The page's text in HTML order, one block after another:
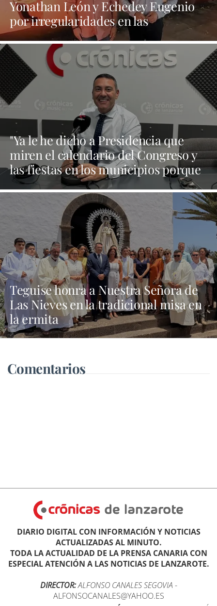
Yonathan León y Echedey Eugenio
por irregularidades en las
contrataciones de las fiestas
"Ya le he dicho a Presidencia que
miren el calendario del Congreso y
las fiestas en los municipios porque
Dolores Corujo estaba en un fiesta
aquí y al día siguiente no está en el
Teguise honra a Nuestra Señora de
Las Nieves en la tradicional misa en
la ermita
Comentarios
DIARIO DIGITAL CON INFORMACIÓN Y NOTICIAS
ACTUALIZADAS AL MINUTO.
TODA LA ACTUALIDAD DE LA PRENSA CANARIA CON
ESPECIAL ATENCIÓN A LAS NOTICIAS DE LANZAROTE.
DIRECTOR:ALFONSO CANALES SEGOVIA -
ALFONSOCANALES@YAHOO.ES